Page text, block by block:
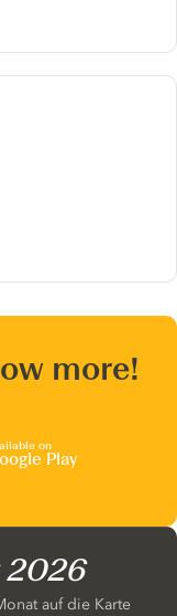
more!
on
Play
2026
auf die Karte